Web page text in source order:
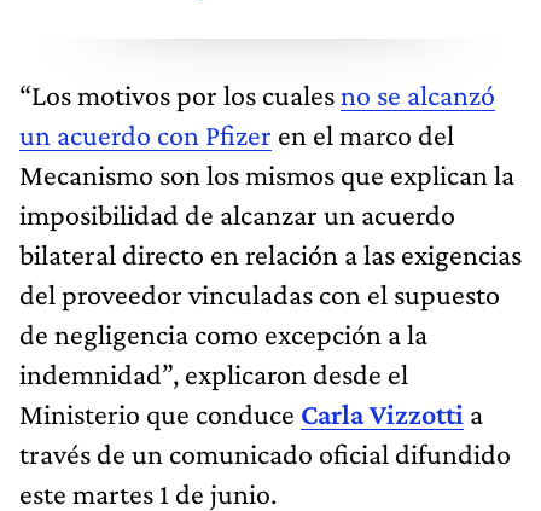
“Los motivos por los cualesno se alcanzó
un acuerdo con Pfizer en el marco del
Mecanismo son los mismos que explican la
imposibilidad de alcanzar un acuerdo
bilateral directo en relación a las exigencias
del proveedor vinculadas con el supuesto
de negligencia como excepción a la
indemnidad”, explicaron desde el
Ministerio que conduce Carla Vizzotti a
través de un comunicado oficial difundido
este martes 1 de junio.